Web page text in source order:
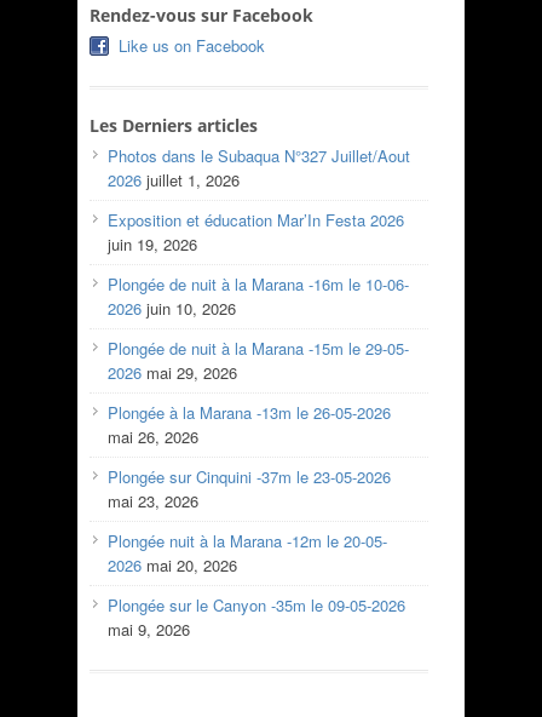
Rendez-vous sur Facebook
Like us on Facebook
Les Derniers articles
Photos dans le Subaqua N°327 Juillet/Aout
2026 juillet 1, 2026
Exposition et éducation Mar’In Festa 2026
juin 19, 2026
Plongée de nuit à la Marana -16m le 10-06-
2026 juin 10, 2026
Plongée de nuit à la Marana -15m le 29-05-
2026 mai 29, 2026
Plongée à la Marana -13m le 26-05-2026
mai 26, 2026
Plongée sur Cinquini -37m le 23-05-2026
mai 23, 2026
Plongée nuit à la Marana -12m le 20-05-
2026 mai 20, 2026
Plongée sur le Canyon -35m le 09-05-2026
mai 9, 2026